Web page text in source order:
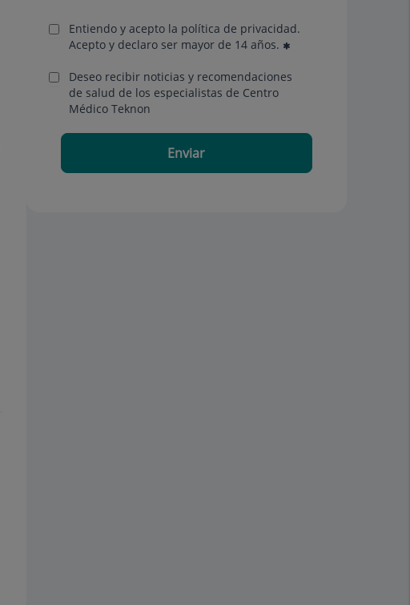
Entiendo y acepto la política de privacidad.
Acepto y declaro ser mayor de 14 años.
Deseo recibir noticias y recomendaciones
de salud de los especialistas de Centro
Médico Teknon
Enviar